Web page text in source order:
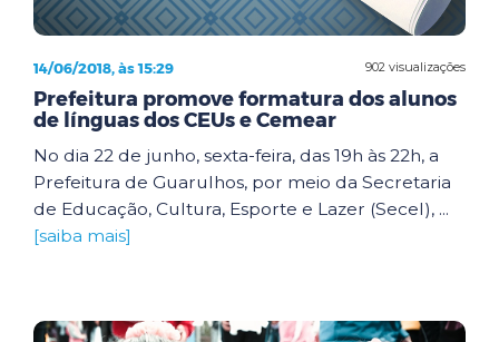
902 visualizações
14/06/2018, às 15:29
Prefeitura promove formatura dos alunos
de línguas dos CEUs e Cemear
No dia 22 de junho, sexta-feira, das 19h às 22h, a
Prefeitura de Guarulhos, por meio da Secretaria
de Educação, Cultura, Esporte e Lazer (Secel), ...
[saiba mais]